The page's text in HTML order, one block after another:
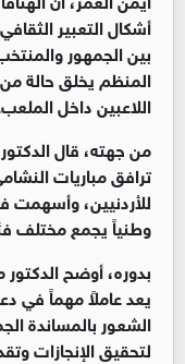
أشكال التعبير
بين الجمهور
المنظم يخلق حالة من
اللاعبين داخل
من جهته، قال الدكتور
ترافق مباريات
للأردنيين،
وطنياً يجمع مختلف
بدوره، أوضح
يعد عاملاً مهماً في
الشعور بالمساندة
لتحقيق الإنجازات